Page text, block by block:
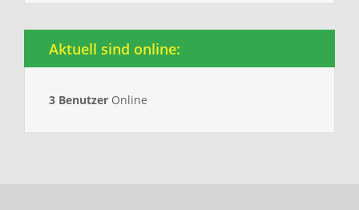
Aktuell sind online:
3 Benutzer Online